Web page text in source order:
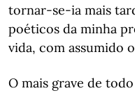
tornar-se-ia mais
poéticos da minha
vida, com assumido
O mais grave de